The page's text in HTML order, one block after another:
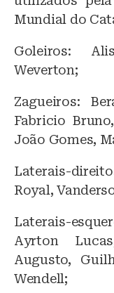
Mundial do
Goleiros:
Weverton;
Zagueiros:
Fabricio
João Gomes,
Laterais-
Royal,
Laterais-
Ayrton
Augusto,
Wendell;